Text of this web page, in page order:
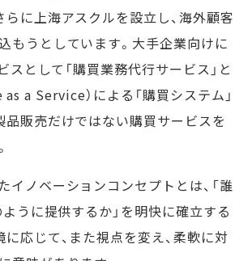
らに上海アスクルを設立し、海外顧客
もうとしています。大手企業向けに
スとして「購買業務代行サービス」と
a Service）による「購買システム」
品販売だけではない購買サービスを
ノベーションコンセプトとは、「誰
ように提供するか」を明快に確立する
に応じて、また視点を変え、柔軟に対